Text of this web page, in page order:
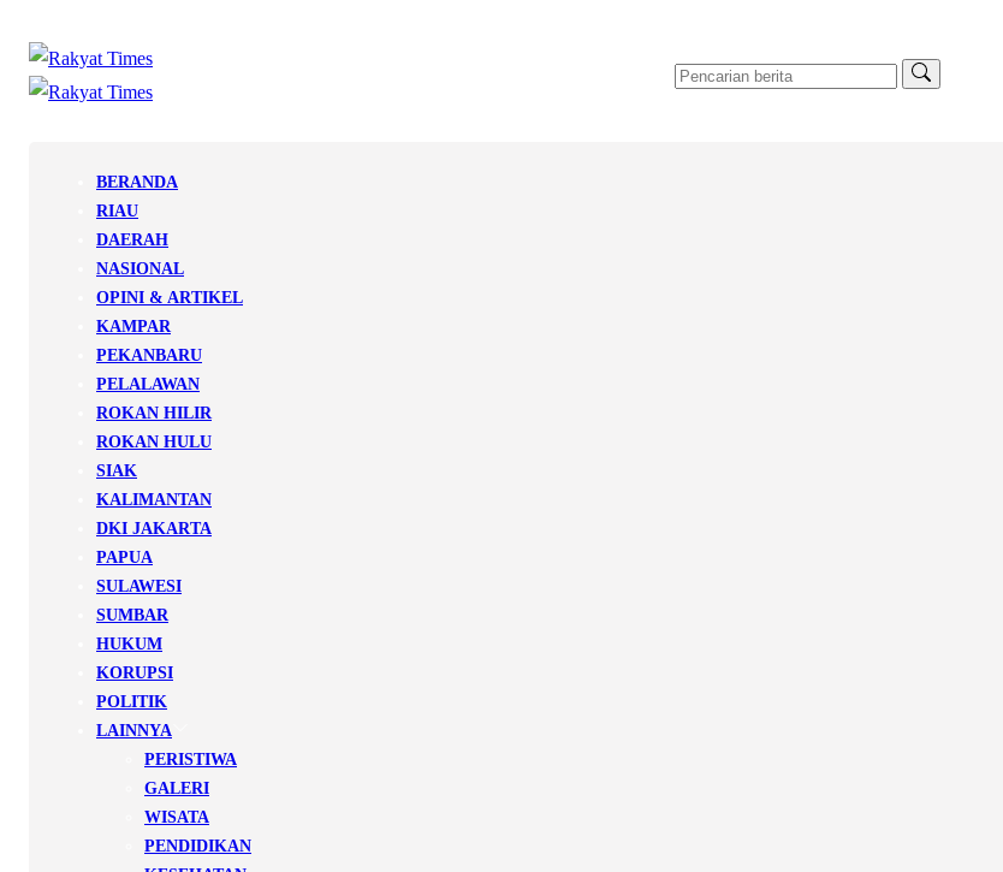
BERANDA
RIAU
DAERAH
NASIONAL
OPINI & ARTIKEL
KAMPAR
PEKANBARU
PELALAWAN
ROKAN HILIR
ROKAN HULU
SIAK
KALIMANTAN
DKI JAKARTA
PAPUA
SULAWESI
SUMBAR
HUKUM
KORUPSI
POLITIK
LAINNYA
PERISTIWA
GALERI
WISATA
PENDIDIKAN